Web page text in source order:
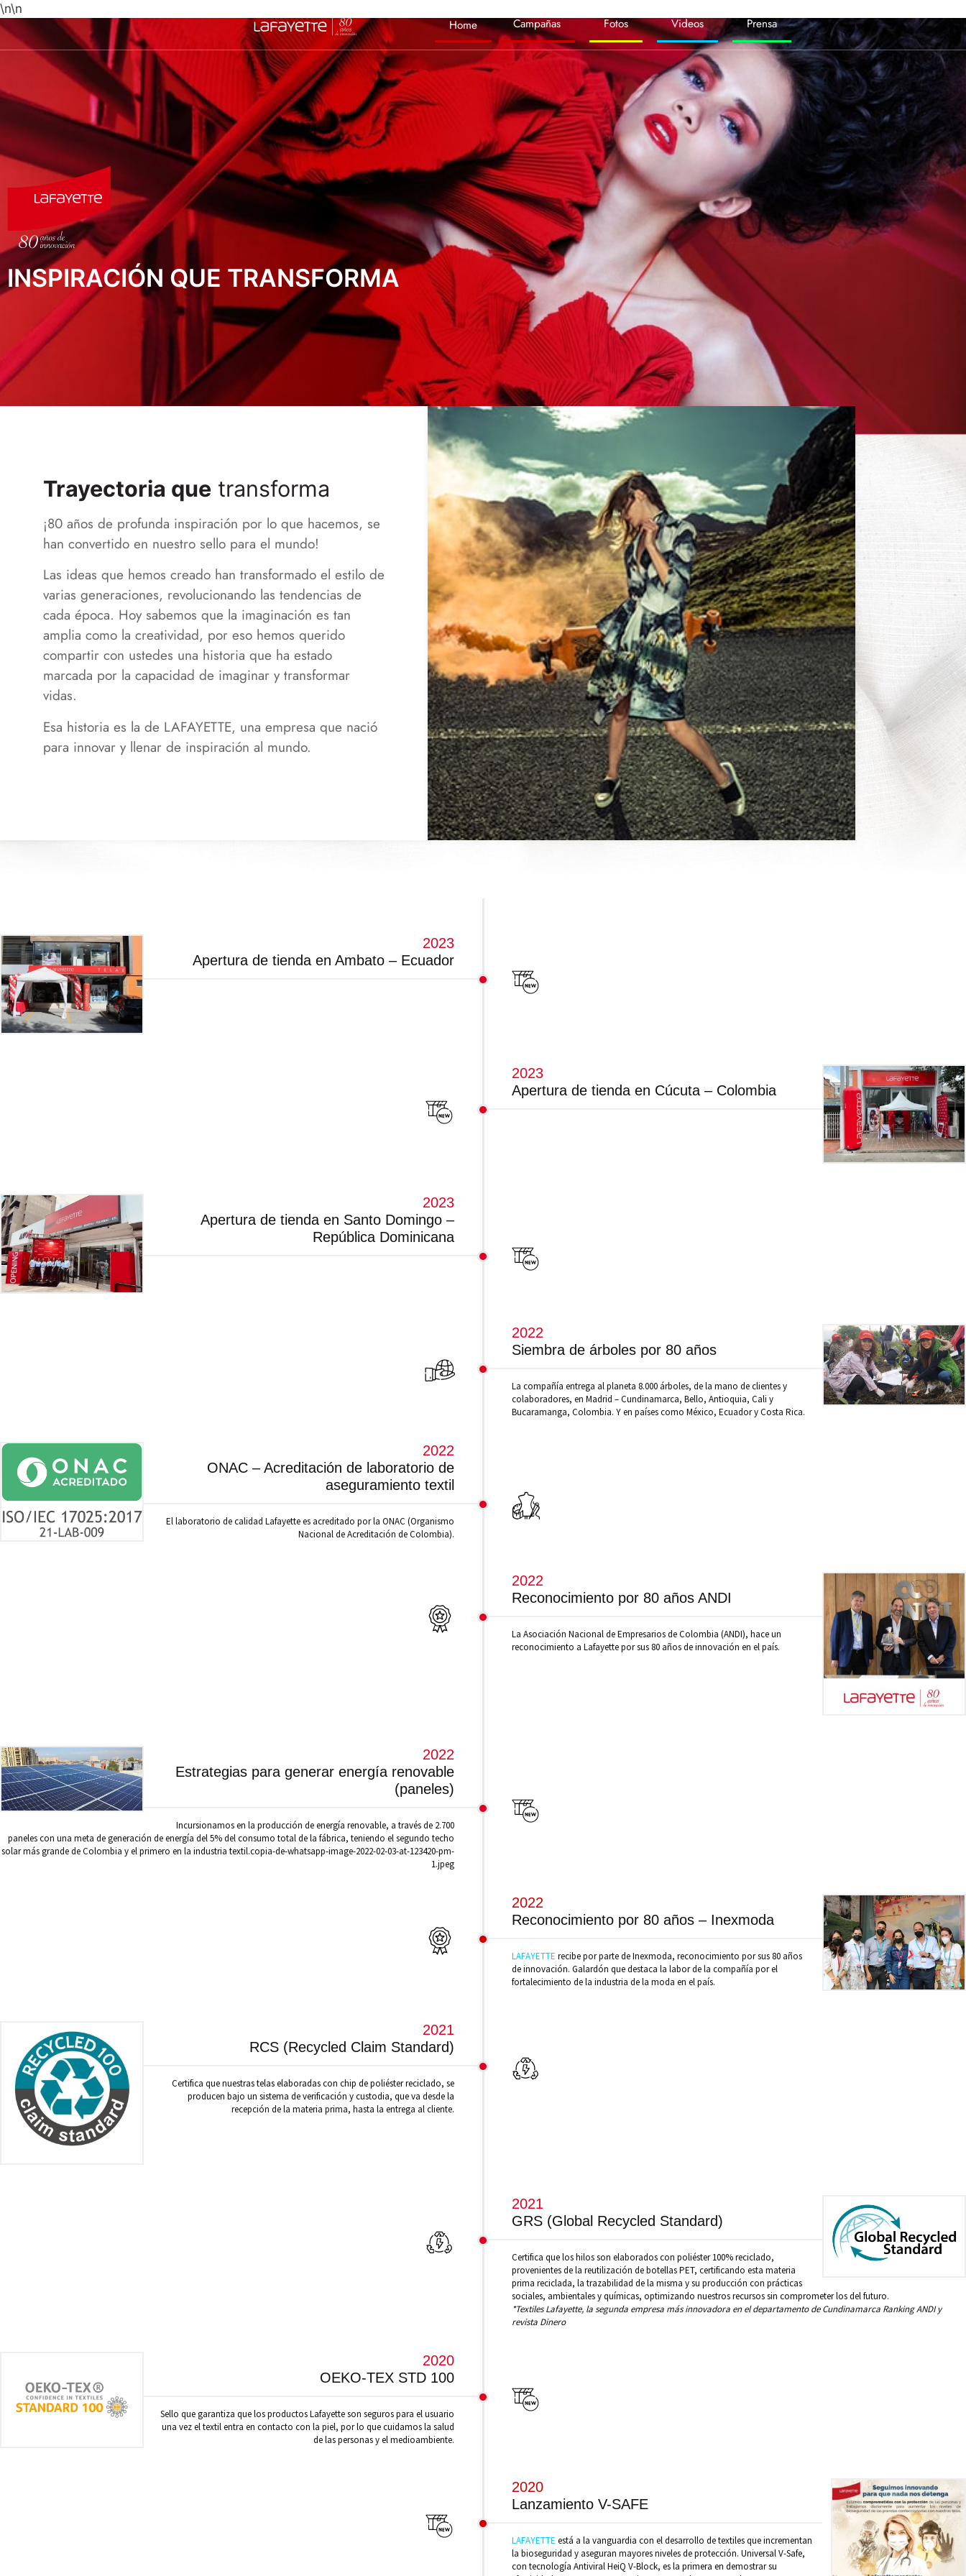
\n\n
Home Campañas Fotos Videos Prensa
INSPIRACIÓN QUE TRANSFORMA
Trayectoria que transforma
¡80 años de profunda inspiración por lo que hacemos, se
han convertido en nuestro sello para el mundo!
Las ideas que hemos creado han transformado el estilo de
varias generaciones, revolucionando las tendencias de
cada época. Hoy sabemos que la imaginación es tan
amplia como la creatividad, por eso hemos querido
compartir con ustedes una historia que ha estado
marcada por la capacidad de imaginar y transformar
vidas.
Esa historia es la de LAFAYETTE, una empresa que nació
para innovar y llenar de inspiración al mundo.
2023
Apertura de tienda en Ambato – Ecuador
2023
Apertura de tienda en Cúcuta – Colombia
2023
Apertura de tienda en Santo Domingo –
República Dominicana
2022
Siembra de árboles por 80 años
La compañía entrega al planeta 8.000 árboles, de la mano de clientes y
colaboradores, en Madrid – Cundinamarca, Bello, Antioquia, Cali y
Bucaramanga, Colombia. Y en países como México, Ecuador y Costa Rica.
2022
ONAC – Acreditación de laboratorio de
aseguramiento textil
El laboratorio de calidad Lafayette es acreditado por la ONAC (Organismo
Nacional de Acreditación de Colombia).
2022
Reconocimiento por 80 años ANDI
La Asociación Nacional de Empresarios de Colombia (ANDI), hace un
reconocimiento a Lafayette por sus 80 años de innovación en el país.
2022
Estrategias para generar energía renovable
(paneles)
Incursionamos en la producción de energía renovable, a través de 2.700
paneles con una meta de generación de energía del 5% del consumo total de la fábrica, teniendo el segundo techo
solar más grande de Colombia y el primero en la industria textil.copia-de-whatsapp-image-2022-02-03-at-123420-pm-
1.jpeg
2022
Reconocimiento por 80 años – Inexmoda
LAFAYETTE recibe por parte de Inexmoda, reconocimiento por sus 80 años
de innovación. Galardón que destaca la labor de la compañía por el
fortalecimiento de la industria de la moda en el país.
2021
RCS (Recycled Claim Standard)
Certifica que nuestras telas elaboradas con chip de poliéster reciclado, se
producen bajo un sistema de verificación y custodia, que va desde la
recepción de la materia prima, hasta la entrega al cliente.
2021
GRS (Global Recycled Standard)
Certifica que los hilos son elaborados con poliéster 100% reciclado,
provenientes de la reutilización de botellas PET, certificando esta materia
prima reciclada, la trazabilidad de la misma y su producción con prácticas
sociales, ambientales y químicas, optimizando nuestros recursos sin comprometer los del futuro.
*Textiles Lafayette, la segunda empresa más innovadora en el departamento de Cundinamarca Ranking ANDI y
revista Dinero
2020
OEKO-TEX STD 100
Sello que garantiza que los productos Lafayette son seguros para el usuario
una vez el textil entra en contacto con la piel, por lo que cuidamos la salud
de las personas y el medioambiente.
2020
Lanzamiento V-SAFE
LAFAYETTE está a la vanguardia con el desarrollo de textiles que incrementan
la bioseguridad y aseguran mayores niveles de protección. Universal V-Safe,
con tecnología Antiviral HeiQ V-Block, es la primera en demostrar su